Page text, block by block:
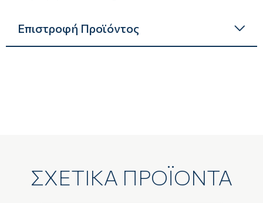
Επιστροφή Προϊόντος
ΣΧΕΤΙΚΑ ΠΡΟΪΟΝΤΑ